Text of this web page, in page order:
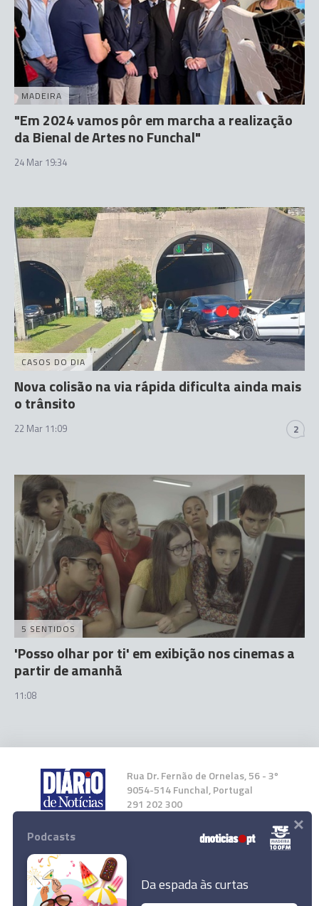
MADEIRA
"Em 2024 vamos pôr em marcha a realização
da Bienal de Artes no Funchal"
24 Mar 19:34
CASOS DO DIA
Nova colisão na via rápida dificulta ainda mais
o trânsito
22 Mar 11:09 2
5 SENTIDOS
'Posso olhar por ti' em exibição nos cinemas a
partir de amanhã
11:08
Rua Dr. Fernão de Ornelas, 56 - 3º
9054-514 Funchal, Portugal
291 202 300
Instale a nossa App
Podcasts
Da espada às curtas
×